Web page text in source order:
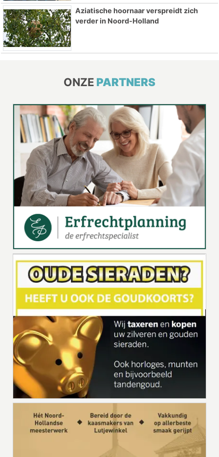
Aziatische hoornaar verspreidt zich
verder in Noord-Holland
ONZE PARTNERS